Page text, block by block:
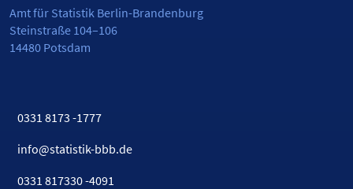
Amt für Statistik Berlin-Brandenburg
Steinstraße 104–106
14480 Potsdam
0331 8173 -1777
info@statistik-bbb.de
0331 817330 -4091